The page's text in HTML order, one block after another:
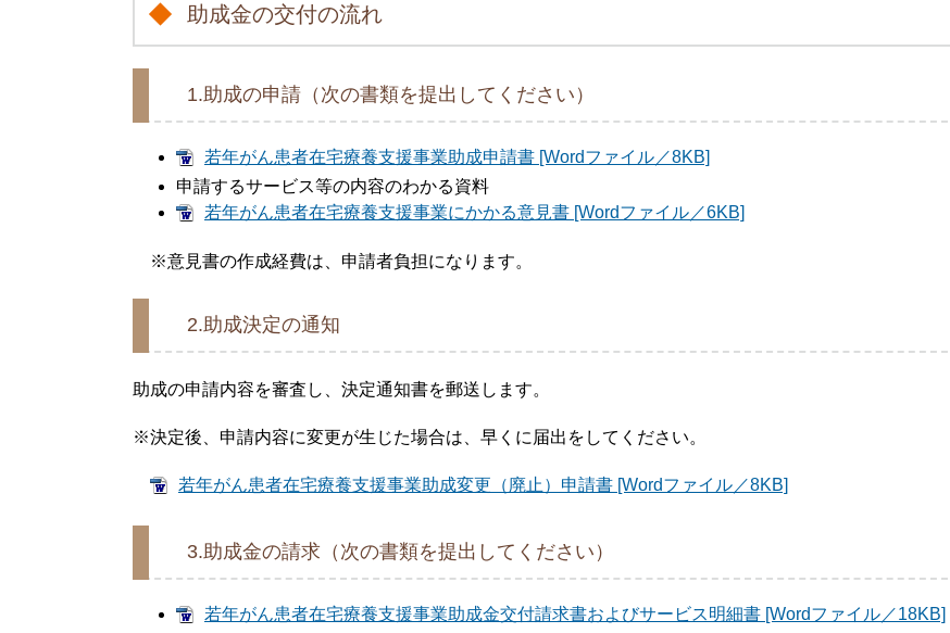
助成金の交付の流れ
1.助成の申請（次の書類を提出してください）
若年がん患者在宅療養支援事業助成申請書 [Wordファイル／8KB]
申請するサービス等の内容のわかる資料
若年がん患者在宅療養支援事業にかかる意見書 [Wordファイル／6KB]
※意見書の作成経費は、申請者負担になります。​
2.助成決定の通知
助成の申請内容を審査し、決定通知書を郵送します。
※決定後、申請内容に変更が生じた場合は、早くに届出をしてください。
若年がん患者在宅療養支援事業助成変更（廃止）申請書 [Wordファイル／8KB]
3.助成金の請求（次の書類を提出してください）
若年がん患者在宅療養支援事業助成金交付請求書およびサービス明細書 [Wordファイル／18KB]